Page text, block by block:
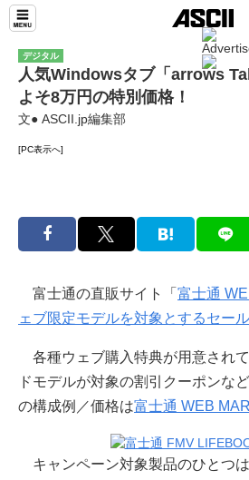
デジタル
人気Windowsタブ「arrows
よそ8万円の特別価格！
文● ASCII.jp編集部
[PC表示へ]
富士通の直販サイト「 富士通
ェブ限定モデルを対象とするセール
各種ウェブ購入特典が用意され
ドモデルが対象の割引クーポンな
の構成例／価格は富士通 WEB
キャンペーン対象製品のひとつ